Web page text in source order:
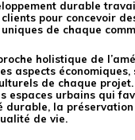
durable
pour concevoir
de chaque
holistique de
aspects économiques,
de chaque projet.
espaces urbains qui
durable, la préservation
de vie.